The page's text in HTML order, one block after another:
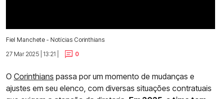
Fiel Manchete - Notícias Corinthians
27 Mar 2025 | 13:21 |
0
O Corinthians passa por um momento de mudanças e
ajustes em seu elenco, com diversas situações contratuais